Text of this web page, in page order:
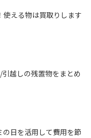
使える物は買取りします
越しの残置物をまとめ
日を活用して費用を節